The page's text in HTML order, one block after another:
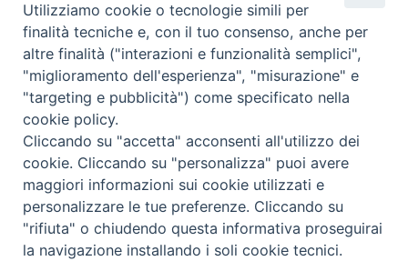
Copyright © Facoltà del Triveneto
Facoltà Teologica del Triveneto
Via del Seminario 7, 35122 Padova
Telefono: 049 664116 - Fax: 049 8785144
Mail: segreteria@fttr.it
Utilizziamo cookie o tecnologie simili per
finalità tecniche e, con il tuo consenso, anche per
altre finalità ("interazioni e funzionalità semplici",
"miglioramento dell'esperienza", "misurazione" e
"targeting e pubblicità") come specificato nella
cookie policy.
Cliccando su "accetta" acconsenti all'utilizzo dei
cookie. Cliccando su "personalizza" puoi avere
maggiori informazioni sui cookie utilizzati e
personalizzare le tue preferenze. Cliccando su
"rifiuta" o chiudendo questa informativa proseguirai
la navigazione installando i soli cookie tecnici.